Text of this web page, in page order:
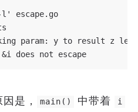
escape.go
param: y to result z
是， main() 中带着 i